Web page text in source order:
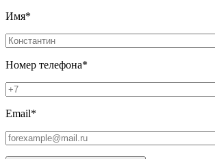
Имя*
Номер телефона*
Email*